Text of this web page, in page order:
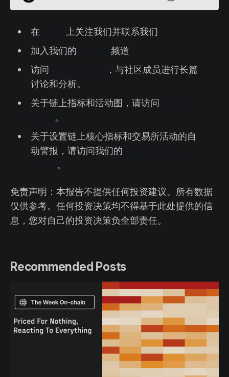
在
上关注我们并联系我们
加入我们的
频道
访问
，与社区成员进行长篇
讨论和分析。
关于链上指标和活动图，请访问
。
关于设置链上核心指标和交易所活动的自
动警报，请访问我们的
。
免责声明：本报告不提供任何投资建议。所有数据
仅供参考。任何投资决策均不得基于此处提供的信
息，您对自己的投资决策负全部责任。
Recommended Posts